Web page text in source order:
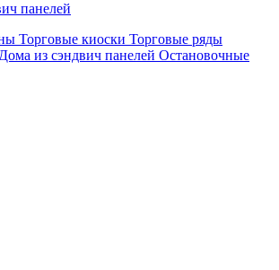
панелей
Торговые киоски Торговые ряды
Дома из сэндвич панелей Остановочные